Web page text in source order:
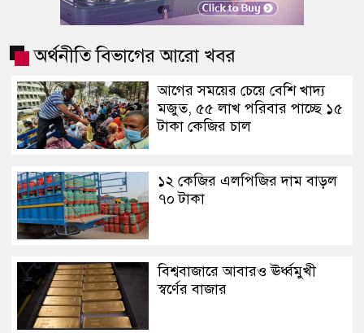
অর্থনীতি বিভাগের আরো খবর
আগের সময়ের চেয়ে বেশি খাদ্য
মজুত, ৫৫ লাখ পরিবার পাচ্ছে ১৫
টাকা কেজির চাল
১২ কেজির এলপিজির দাম বাড়ল
৭০ টাকা
বিশ্ববাজারে আবারও ঊর্ধ্বমুখী
স্বর্ণের বাজার